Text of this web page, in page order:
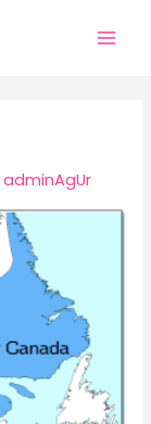
adminAgUr